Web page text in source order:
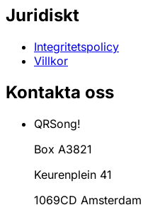
Juridiskt
Integritetspolicy
Villkor
Kontakta oss
QRSong!
Box A3821
Keurenplein 41
1069CD Amsterdam